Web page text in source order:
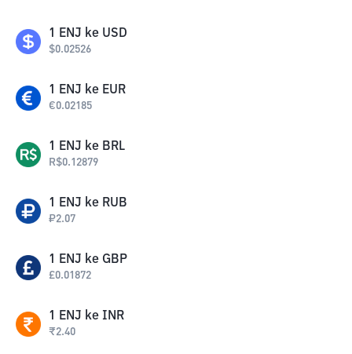
1 ENJ ke USD
$0.02526
1 ENJ ke EUR
€0.02185
1 ENJ ke BRL
R$0.12879
1 ENJ ke RUB
₽2.07
1 ENJ ke GBP
£0.01872
1 ENJ ke INR
₹2.40